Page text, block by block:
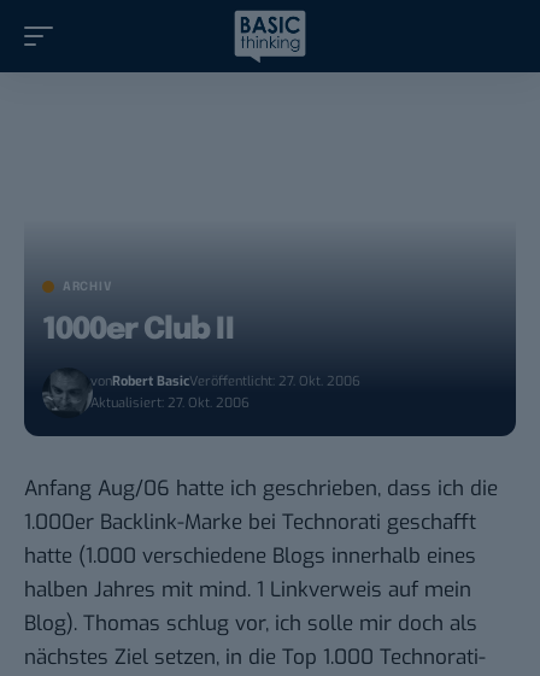
ARCHIV
1000er Club II
vonRobert BasicVeröffentlicht: 27. Okt. 2006
Aktualisiert: 27. Okt. 2006
Anfang Aug/06 hatte ich geschrieben, dass ich die
1.000er Backlink-Marke bei Technorati geschafft
hatte (1.000 verschiedene Blogs innerhalb eines
halben Jahres mit mind. 1 Linkverweis auf mein
Blog). Thomas schlug vor, ich solle mir doch als
nächstes Ziel setzen, in die Top 1.000 Technorati-